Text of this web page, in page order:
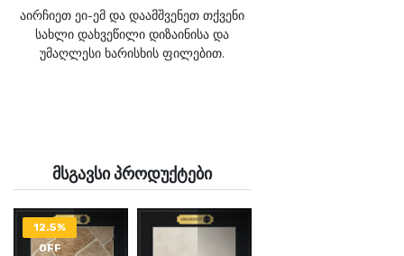
აირჩიეთ ეი-ემ და დაამშვენეთ თქვენი
სახლი დახვეწილი დიზაინისა და
უმაღლესი ხარისხის ფილებით.
მსგავსი პროდუქტები
12.5%
OFF